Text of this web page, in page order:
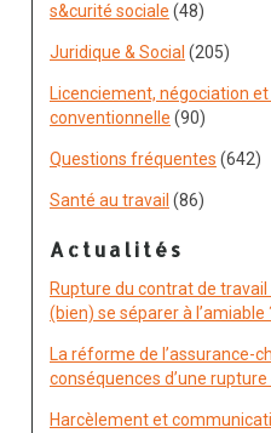
s&curité sociale (48)
Juridique & Social (205)
Licenciement, négociation
conventionnelle (90)
Questions fréquentes (642)
Santé au travail (86)
Actualités
Rupture du contrat de
(bien) se séparer à l’amiable
La réforme de l’assurance-
conséquences d’une
Harcèlement et